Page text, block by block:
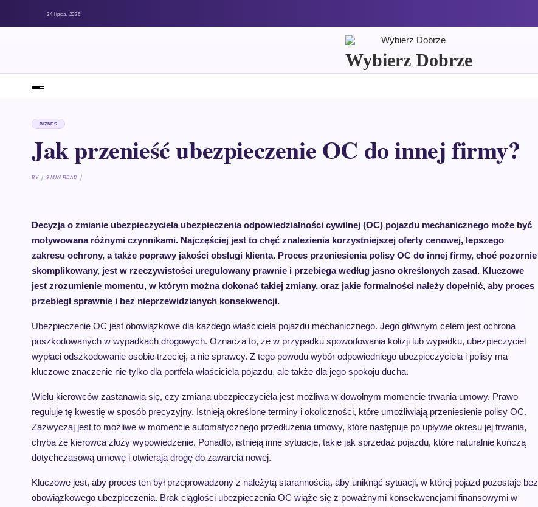
24 lipca, 2026
Wybierz Dobrze
BIZNES
Jak przenieść ubezpieczenie OC do innej firmy?
BY 9 MIN READ
Decyzja o zmianie ubezpieczyciela ubezpieczenia odpowiedzialności cywilnej (OC) pojazdu mechanicznego może być
motywowana różnymi czynnikami. Najczęściej jest to chęć znalezienia korzystniejszej oferty cenowej, lepszego
zakresu ochrony, a także poprawy jakości obsługi klienta. Proces przeniesienia polisy OC do innej firmy, choć pozornie
skomplikowany, jest w rzeczywistości uregulowany prawnie i przebiega według jasno określonych zasad. Kluczowe
jest zrozumienie momentu, w którym można dokonać takiej zmiany, oraz jakie formalności należy dopełnić, aby proces
przebiegł sprawnie i bez nieprzewidzianych konsekwencji.
Ubezpieczenie OC jest obowiązkowe dla każdego właściciela pojazdu mechanicznego. Jego głównym celem jest ochrona
poszkodowanych w wypadkach drogowych. Oznacza to, że w przypadku spowodowania kolizji lub wypadku, ubezpieczyciel
wypłaci odszkodowanie osobie trzeciej, a nie sprawcy. Z tego powodu wybór odpowiedniego ubezpieczyciela i polisy ma
kluczowe znaczenie nie tylko dla portfela właściciela pojazdu, ale także dla jego spokoju ducha.
Wielu kierowców zastanawia się, czy zmiana ubezpieczyciela jest możliwa w dowolnym momencie trwania umowy. Prawo
reguluje tę kwestię w sposób precyzyjny. Istnieją określone terminy i okoliczności, które umożliwiają przeniesienie polisy OC.
Zazwyczaj jest to możliwe w momencie automatycznego przedłużenia umowy, które następuje po upływie okresu jej trwania,
chyba że kierowca złoży wypowiedzenie. Ponadto, istnieją inne sytuacje, takie jak sprzedaż pojazdu, które naturalnie kończą
dotychczasową umowę i otwierają drogę do zawarcia nowej.
Kluczowe jest, aby proces ten był przeprowadzony z należytą starannością, aby uniknąć sytuacji, w której pojazd pozostaje bez
obowiązkowego ubezpieczenia. Brak ciągłości ubezpieczenia OC wiąże się z poważnymi konsekwencjami finansowymi w